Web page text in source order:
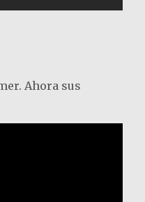
Ahora sus